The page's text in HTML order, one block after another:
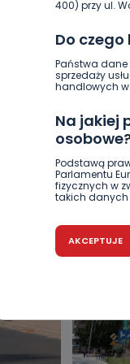
400) przy ul.
Do
Państwa
sprzedaży
handlowych w
Na jakiej
Podstawą
Parlamentu
fizycznych w
takich danych
Czy jest
Podanie
Kiedy i
Telewizja
AKCEPTUJE
CIEKAWOSTKI
RELIGIA